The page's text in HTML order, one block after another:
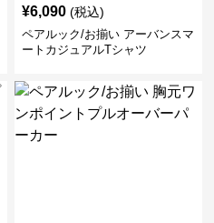
¥6,090 (税込)
ペアルック/お揃い アーバンスマ
ートカジュアルTシャツ